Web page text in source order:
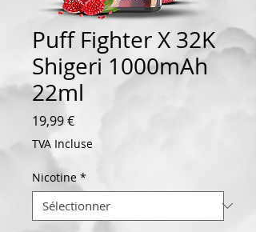
Puff Fighter X 32K
Shigeri 1000mAh
22ml
19,99 €Prix
TVA Incluse
Nicotine *